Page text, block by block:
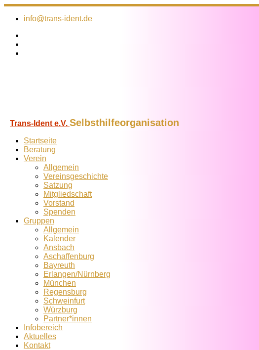
Zum
Inhalt
info@trans-ident.de
Trans-Ident e.V. Selbsthilfeorganisation
Startseite
Beratung
Verein
Allgemein
Vereins­geschichte
Satzung
Mitglied­schaft
Vorstand
Spenden
Gruppen
Allgemein
Kalender
Ansbach
Aschaffenburg
Bayreuth
Erlangen/Nürnberg
München
Regensburg
Schweinfurt
Würzburg
Partner*innen
Infobereich
Aktuelles
Kontakt